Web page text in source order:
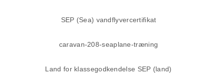
SEP (Sea) vandflyvercertifikat
caravan-208-seaplane-træning
Land for klassegodkendelse SEP (land)